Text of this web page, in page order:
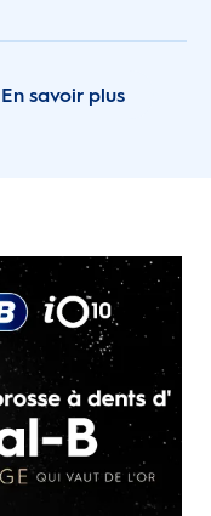
En savoir plus